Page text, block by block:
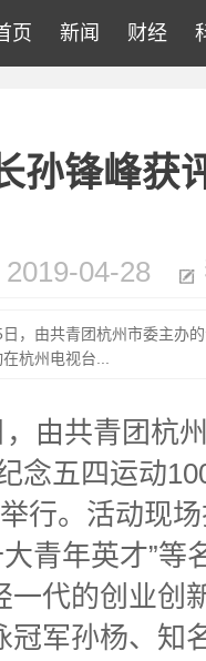
页 新闻 财经
孙锋峰获
2019-04-28
，由共青团杭州市委主办
杭州电视台...
共青团杭州
五四运动
行。活动现
青年英才”
一代的创业创
冠军孙杨、知